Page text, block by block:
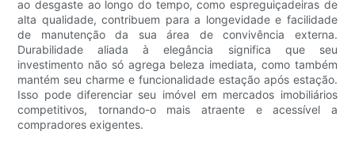
ao desgaste ao longo do tempo, como espreguiçadeiras de
alta qualidade, contribuem para a longevidade e facilidade
de manutenção da sua área de convivência externa.
Durabilidade aliada à elegância significa que seu
investimento não só agrega beleza imediata, como também
mantém seu charme e funcionalidade estação após estação.
Isso pode diferenciar seu imóvel em mercados imobiliários
competitivos, tornando-o mais atraente e acessível a
compradores exigentes.